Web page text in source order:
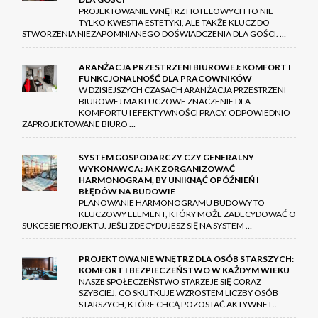
PROJEKTOWANIE WNĘTRZ HOTELOWYCH TO NIE
TYLKO KWESTIA ESTETYKI, ALE TAKŻE KLUCZ DO
STWORZENIA NIEZAPOMNIANEGO DOŚWIADCZENIA DLA GOŚCI. …
ARANŻACJA PRZESTRZENI BIUROWEJ: KOMFORT I
FUNKCJONALNOŚĆ DLA PRACOWNIKÓW
W DZISIEJSZYCH CZASACH ARANŻACJA PRZESTRZENI
BIUROWEJ MA KLUCZOWE ZNACZENIE DLA
KOMFORTU I EFEKTYWNOŚCI PRACY. ODPOWIEDNIO
ZAPROJEKTOWANE BIURO …
SYSTEM GOSPODARCZY CZY GENERALNY
WYKONAWCA: JAK ZORGANIZOWAĆ
HARMONOGRAM, BY UNIKNĄĆ OPÓŹNIEŃ I
BŁĘDÓW NA BUDOWIE
PLANOWANIE HARMONOGRAMU BUDOWY TO
KLUCZOWY ELEMENT, KTÓRY MOŻE ZADECYDOWAĆ O
SUKCESIE PROJEKTU. JEŚLI ZDECYDUJESZ SIĘ NA SYSTEM …
PROJEKTOWANIE WNĘTRZ DLA OSÓB STARSZYCH:
KOMFORT I BEZPIECZEŃSTWO W KAŻDYM WIEKU
NASZE SPOŁECZEŃSTWO STARZEJE SIĘ CORAZ
SZYBCIEJ, CO SKUTKUJE WZROSTEM LICZBY OSÓB
STARSZYCH, KTÓRE CHCĄ POZOSTAĆ AKTYWNE I …